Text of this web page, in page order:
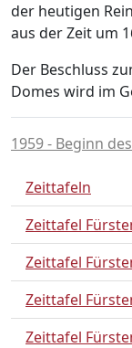
der heutigen
aus der Zeit um
Der Beschluss
Domes wird im
1959 - Beginn
Zeittafeln
Zeittafel
Zeittafel
Zeittafel
Zeittafel